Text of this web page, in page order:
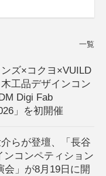
一覧
ンズ×コクヨ×VUILD
工品デザインコン
Digi Fab
」を初開催
らが登壇、「長谷
ンコンペティション
会」が8月19日に開